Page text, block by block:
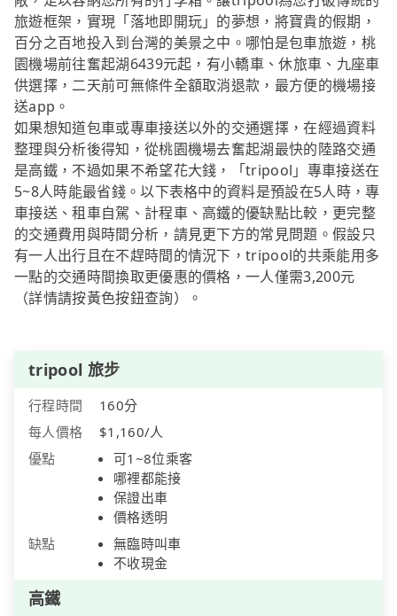
旅遊框架，實現「落地即開玩」的夢想，將寶貴的假期，
百分之百地投入到台灣的美景之中。哪怕是包車旅遊，桃
園機場前往奮起湖6439元起，有小轎車、休旅車、九座車
供選擇，二天前可無條件全額取消退款，最方便的機場接
送app。
如果想知道包車或專車接送以外的交通選擇，在經過資料
整理與分析後得知，從桃園機場去奮起湖最快的陸路交通
是高鐵，不過如果不希望花大錢，「tripool」專車接送在
5~8人時能最省錢。以下表格中的資料是預設在5人時，專
車接送、租車自駕、計程車、高鐵的優缺點比較，更完整
的交通費用與時間分析，請見更下方的常見問題。假設只
有一人出行且在不趕時間的情況下，tripool的共乘能用多
一點的交通時間換取更優惠的價格，一人僅需3,200元
（詳情請按黃色按鈕查詢）。
tripool 旅步
行程時間
160分
每人價格
$1,160/人
優點
可1~8位乘客
哪裡都能接
保證出車
價格透明
缺點
無臨時叫車
不收現金
高鐵